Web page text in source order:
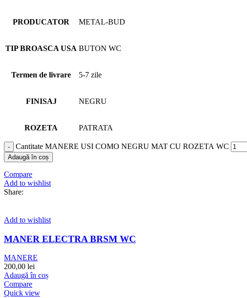
PRODUCATOR METAL-BUD
TIP BROASCA USA BUTON WC
Termen de livrare 5-7 zile
FINISAJ NEGRU
ROZETA PATRATA
Cantitate MANERE USI COMO NEGRU MAT CU ROZETA WC
Adaugă în coș
Compare
Add to wishlist
Share:
Add to wishlist
MANER ELECTRA BRSM WC
MANERE
200,00 lei
Adaugă în coș
Compare
Quick view